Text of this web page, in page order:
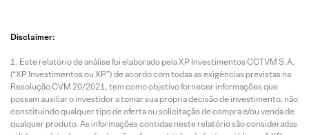
Disclaimer:
Este relatório de análise foi elaborado pela XP Investimentos CCTVM S.A.
(“XP Investimentos ou XP”) de acordo com todas as exigências previstas na
Resolução CVM 20/2021, tem como objetivo fornecer informações que
possam auxiliar o investidor a tomar sua própria decisão de investimento, não
constituindo qualquer tipo de oferta ou solicitação de compra e/ou venda de
qualquer produto. As informações contidas neste relatório são consideradas